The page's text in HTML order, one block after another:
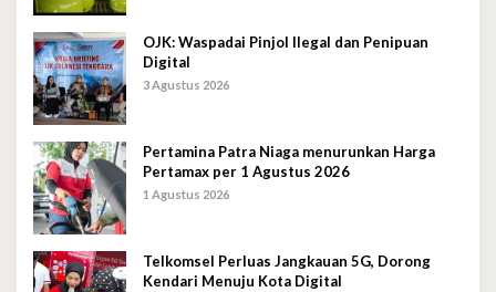
OJK: Waspadai Pinjol Ilegal dan Penipuan
Digital
3 Agustus 2026
Pertamina Patra Niaga menurunkan Harga
Pertamax per 1 Agustus 2026
1 Agustus 2026
Telkomsel Perluas Jangkauan 5G, Dorong
Kendari Menuju Kota Digital